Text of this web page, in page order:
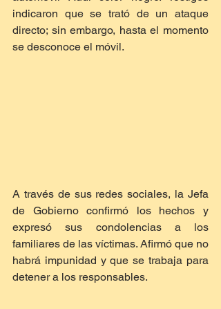
indicaron que se trató de un ataque
directo; sin embargo, hasta el momento
se desconoce el móvil.
A través de sus redes sociales, la Jefa
de Gobierno confirmó los hechos y
expresó sus condolencias a los
familiares de las víctimas. Afirmó que no
habrá impunidad y que se trabaja para
detener a los responsables.